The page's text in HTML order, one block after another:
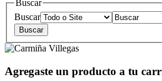
Buscar
Buscar
Agregaste un producto a tu